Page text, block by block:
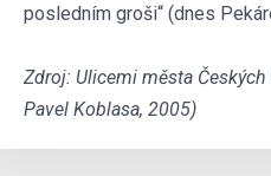
posledním groši“ (dnes
Zdroj: Ulicemi města
Pavel Koblasa, 2005)